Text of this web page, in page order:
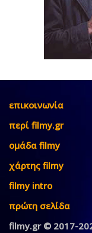
επικοινωνία
περί filmy.gr
ομάδα filmy
χάρτης filmy
filmy intro
πρώτη σελίδα
filmy.gr © 2017-